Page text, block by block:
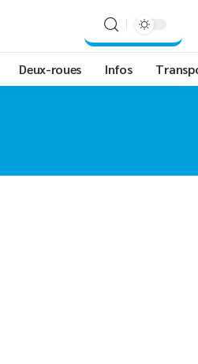
Deux-roues Infos